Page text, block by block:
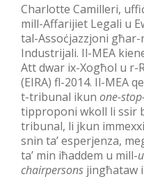
Charlotte Camilleri,
mill-Affarijiet Legali u
tal-Assoċjazzjoni
Industrijali. Il-MEA
Att dwar ix-Xogħol u r-
(EIRA) fl-2014. Il-MEA
t-tribunal ikun one-
tipproponi wkoll li ssir
tribunal, li jkun
snin ta’ esperjenza,
ta’ min iħaddem u mill-
chairpersons jingħataw